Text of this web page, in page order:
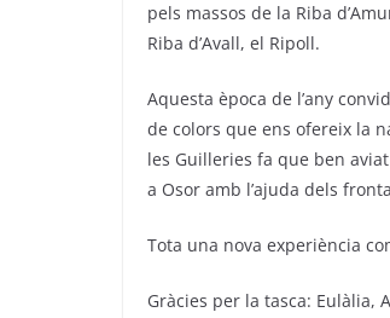
pels massos de la Riba
Riba d’Avall, el Ripoll.
Aquesta època de l’any
de colors que ens ofereix la
les Guilleries fa que ben
a Osor amb l’ajuda dels
Tota una nova experiència
Gràcies per la tasca: Eulàlia,